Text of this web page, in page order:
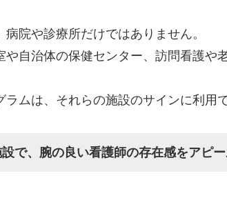
病院や診療所だけではありません。
や自治体の保健センター、訪問看護や
ラムは、それらの施設のサインに利用
で、腕の良い看護師の存在感をアピー